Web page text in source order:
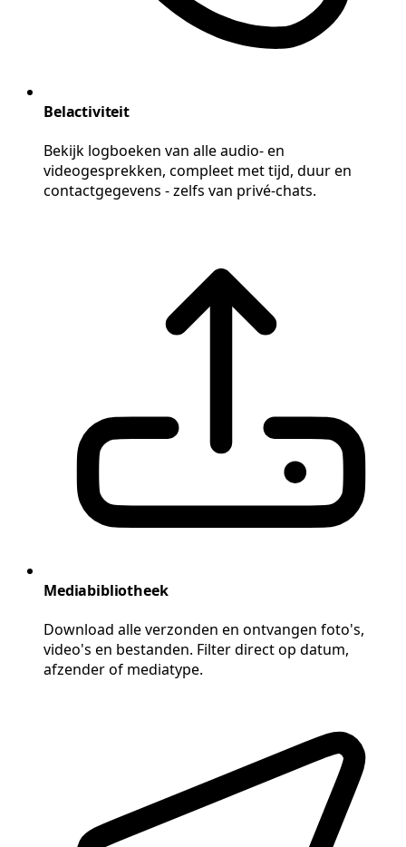
Belactiviteit
Bekijk logboeken van alle audio- en
videogesprekken, compleet met tijd, duur en
contactgegevens - zelfs van privé-chats.
Mediabibliotheek
Download alle verzonden en ontvangen foto's,
video's en bestanden. Filter direct op datum,
afzender of mediatype.